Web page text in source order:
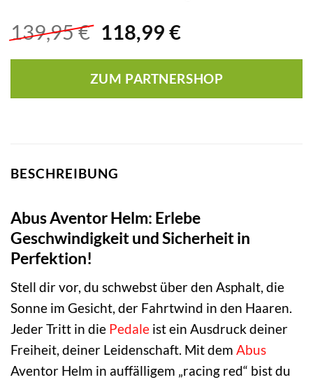
139,95€ Ursprünglicher
Preis
war:
139,95 €
118,99 €Aktueller
ist:
118,99 €.
ZUM PARTNERSHOP
BESCHREIBUNG
Abus Aventor Helm: Erlebe
Geschwindigkeit und Sicherheit in
Perfektion!
Stell dir vor, du schwebst über den Asphalt, die
Sonne im Gesicht, der Fahrtwind in den Haaren.
Jeder Tritt in die Pedale ist ein Ausdruck deiner
Freiheit, deiner Leidenschaft. Mit dem Abus
Aventor Helm in auffälligem „racing red“ bist du